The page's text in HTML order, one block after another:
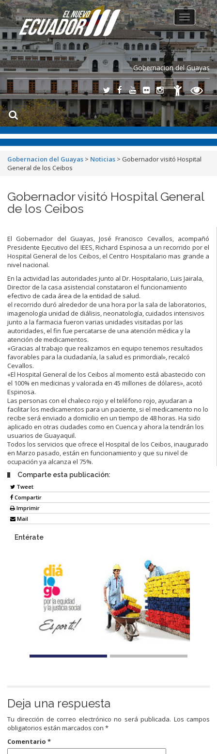
Gobernacion del Guayas
Toggle
navigation
Gobernacion del Guayas > Noticias > Gobernador visitó Hospital
General de los Ceibos
Gobernador visitó Hospital General
de los Ceibos
El Gobernador del Guayas, José Francisco Cevallos, acompañó
Presidente Ejecutivo del IEES, Richard Espinosa a un recorrido por el
Hospital General de los Ceibos, el Centro Hospitalario mas grande a
nivel nacional.
En la actividad las autoridades junto al Dr. Hospitalario, Luis Jairala,
Director de la casa asistencial constataron el funcionamiento
efectivo de cada área de la entidad de salud.
el recorrido duró alrededor de una hora por la sala de laboratorios,
imagenología unidad de diálisis, neonatología, cuidados intensivos
junto a la farmacia fueron varias unidades visitadas por las
autoridades, el fin fue percatarse de una atención médica y la
atención de medicamentos.
«Gracias al trabajo que realizamos en equipo tenemos resultados
favorables para la ciudadanía, la salud es primordial», recalcó
Cevallos.
«El Hospital General de los Ceibos al momento está abastecido con
el 100% en medicinas y valorada en 45 millones de dólares», acotó
Espinosa.
Las personas con el chaleco rojo y el teléfono rojo, ayudaran a
facilitar los medicamentos para un paciente, si el medicamento no lo
recibe será enviado a domicilio en un tiempo de 48 horas. Ha sido
aplicado en otras ciudades como en Cuenca y ahora la tendrán los
usuarios de Guayaquil.
Todos los servicios que ofrece el Hospital de los Ceibos, inaugurado
en Marzo pasado, están en funcionamiento y que su nivel de
ocupación ya alcanza el 75%.
Comparte esta publicación:
Tweet
Compartir
Imprimir
Mail
Entérate
Deja una respuesta
Tu dirección de correo electrónico no será publicada. Los campos
obligatorios están marcados con *
Comentario *